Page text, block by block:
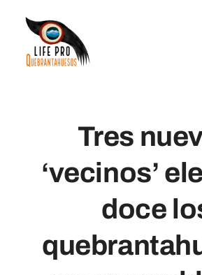
contenido
Acciones De Conservación
Reintroducción
Tres
‘vecinos’
doce